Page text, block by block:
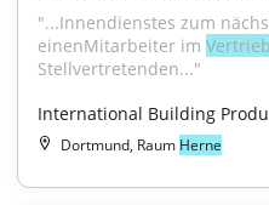
"...Innendienstes zum
einenMitarbeiter im
Stellvertretenden..."
International Building
Dortmund, Raum Herne